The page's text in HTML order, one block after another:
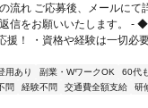
流れ ご応募後、メールにて
信をお願いいたします。 -
援！ ・資格や経験は一切必
用あり 副業・WワークOK
60代
問 経験不問 交通費全額支給 研